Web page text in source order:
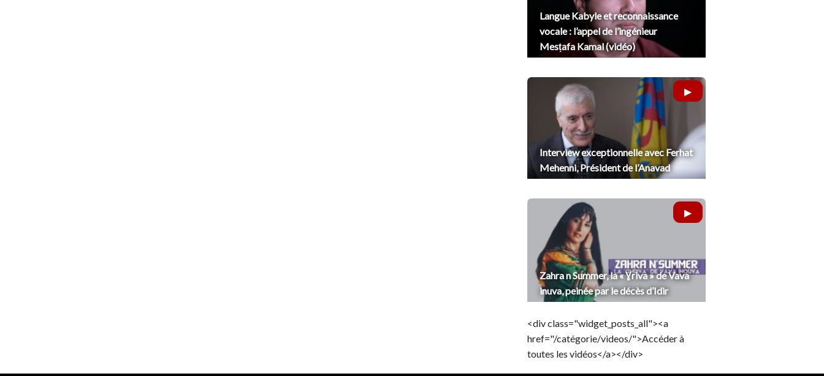
Langue Kabyle et reconnaissance
vocale : l’appel de l’ingénieur
Mesṭafa Kamal (vidéo)
Interview exceptionnelle avec Ferhat
Mehenni, Président de l’Anavad
Zahra n Summer, la « Ɣriva » de Vava
inuva, peinée par le décès d’Idir
<div class="widget_posts_all"><a
href="/catégorie/videos/">Accéder à
toutes les vidéos</a></div>